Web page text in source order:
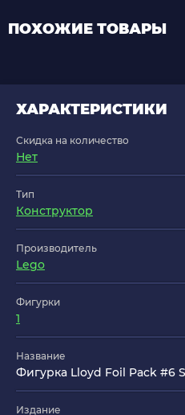
ПОХОЖИЕ ТОВАРЫ
ХАРАКТЕРИСТИКИ
Скидка на количество
Нет
Тип
Конструктор
Производитель
Lego
Фигурки
1
Название
Фигурка Lloyd Foil Pack #6
Издание